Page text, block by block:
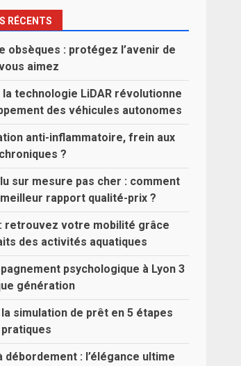
RÉCENTS
obsèques : protégez l’avenir de
aimez
la technologie LiDAR révolutionne
des véhicules autonomes
anti-inflammatoire, frein aux
?
sur mesure pas cher : comment
rapport qualité-prix ?
retrouvez votre mobilité grâce
des activités aquatiques
psychologique à Lyon 3
génération
simulation de prêt en 5 étapes
débordement : l’élégance ultime